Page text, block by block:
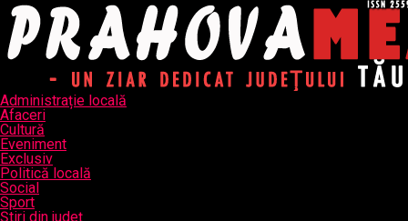
Administrație locală
Afaceri
Cultură
Eveniment
Exclusiv
Politică locală
Social
Sport
Știri din județ